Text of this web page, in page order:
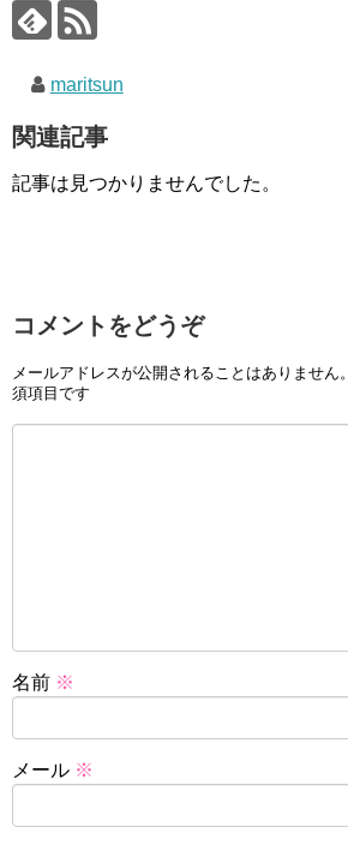
maritsun
関連記事
記事は見つかりませんでした。
コメントをどうぞ
メールアドレスが公開されることはありません。
須項目です
名前 ※
メール ※